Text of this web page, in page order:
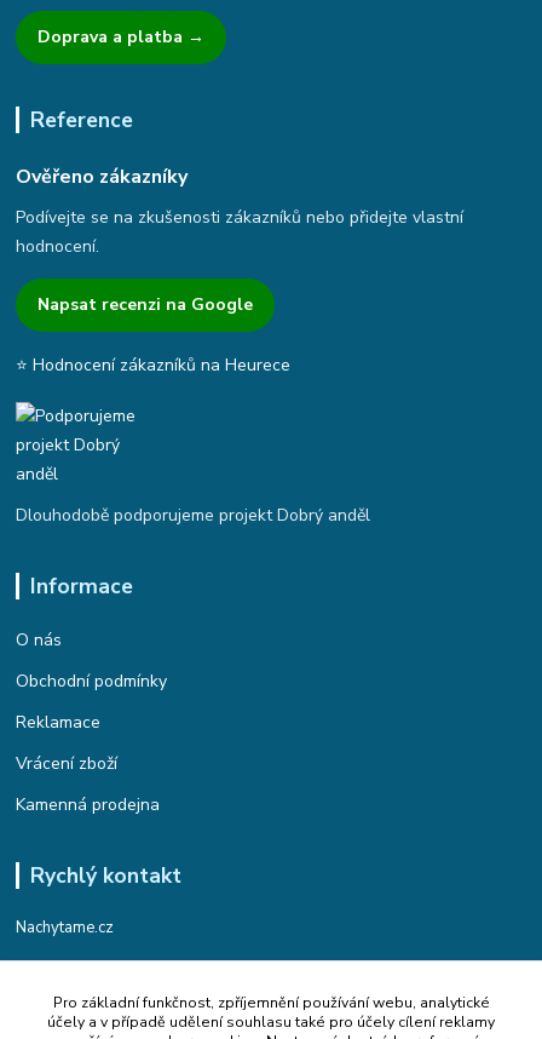
Doprava a platba →
Reference
Ověřeno zákazníky
Podívejte se na zkušenosti zákazníků nebo přidejte vlastní
hodnocení.
Napsat recenzi na Google
⭐ Hodnocení zákazníků na Heurece
Dlouhodobě podporujeme projekt Dobrý anděl
Informace
O nás
Obchodní podmínky
Reklamace
Vrácení zboží
Kamenná prodejna
Rychlý kontakt
Nachytame.cz
(Po-Pá, 9:00-17:00 hod.)
Pro základní funkčnost, zpříjemnění používání webu, analytické
účely a v případě udělení souhlasu také pro účely cílení reklamy